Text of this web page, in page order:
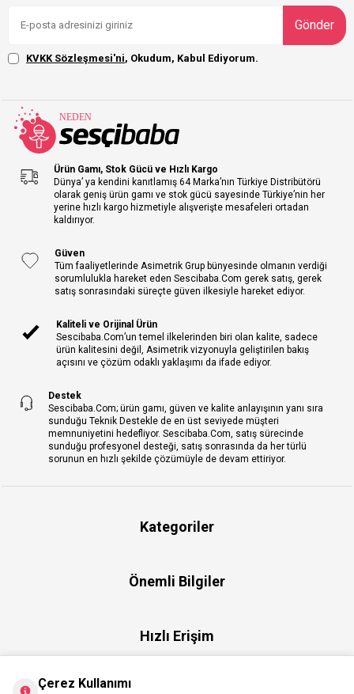
Gönder
KVKK Sözleşmesi'ni, Okudum, Kabul Ediyorum.
Ürün Gamı, Stok Gücü ve Hızlı Kargo
Dünya’ ya kendini kanıtlamış 64 Marka’nın Türkiye Distribütörü
olarak geniş ürün gamı ve stok gücü sayesinde Türkiye’nin her
yerine hızlı kargo hizmetiyle alışverişte mesafeleri ortadan
kaldırıyor.
Güven
Tüm faaliyetlerinde Asimetrik Grup bünyesinde olmanın verdiği
sorumlulukla hareket eden Sescibaba.Com gerek satış, gerek
satış sonrasındaki süreçte güven ilkesiyle hareket ediyor.
Kaliteli ve Orijinal Ürün
Sescibaba.Com’un temel ilkelerinden biri olan kalite, sadece
ürün kalitesini değil, Asimetrik vizyonuyla geliştirilen bakış
açısını ve çözüm odaklı yaklaşımı da ifade ediyor.
Destek
Sescibaba.Com; ürün gamı, güven ve kalite anlayışının yanı sıra
sunduğu Teknik Destekle de en üst seviyede müşteri
memnuniyetini hedefliyor. Sescibaba.Com, satış sürecinde
sunduğu profesyonel desteği, satış sonrasında da her türlü
sorunun en hızlı şekilde çözümüyle de devam ettiriyor.
Kategoriler
Önemli Bilgiler
Hızlı Erişim
Çerez Kullanımı